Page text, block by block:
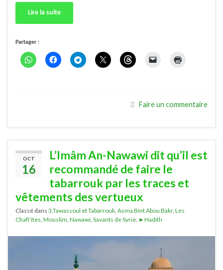
Lire la suite
Partager :
Faire un commentaire
OCT
16
L’Imâm An-Nawawi dit qu’il est
recommandé de faire le
tabarrouk par les traces et
vêtements des vertueux
Classé dans 3.Tawassoul et Tabarrouk Asma Bint Abou Bakr, Les
Chafi'ites Mouslim Nawawi Savants de Syrie ►Hadith